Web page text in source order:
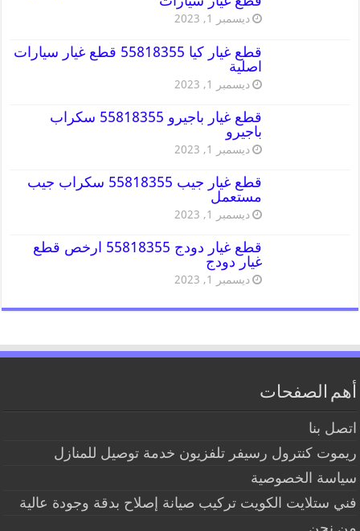
ديسمبر 1, 2023
قطع غيار كيا 55818355 قطع غيار سيارات
اصلية
ديسمبر 1, 2023
قطع غيار باجيرو 55818355 سكراب
باجيرو
ديسمبر 1, 2023
قطع غيار جيب 55818355 سكراب جيب
مستعمل
ديسمبر 1, 2023
قطع غيار دودج 55818355 ارخص قطع
غيار دودج
ديسمبر 1, 2023
أهم الصفحات
اتصل بنا
ريموت كنترول رسيفر تلفزيون خدمة توصيل للمنازل
سياسة الخصوصية
فني ستلايت الكويت تركيب صيانة إصلاح بدقة وجودة عالية
من نحن